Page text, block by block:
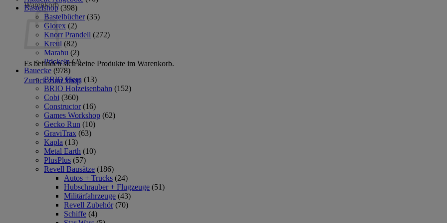
Warenkorb
Es befinden sich keine Produkte im Warenkorb.
Zurück zum Shop
Bastelshop (398)
Bastelbücher (35)
Glorex (2)
Knorr Prandell (272)
Kreul (82)
Marabu (2)
Prickeln (2)
Bauecke (978)
BRIO Flora (13)
BRIO Holzeisenbahn (152)
Cobi (360)
Constructor (16)
Games Workshop (62)
Gecko Run (10)
GraviTrax (63)
Kapla (13)
Metal Earth (10)
PlusPlus (57)
Revell Bausätze (186)
Autos + Trucks (24)
Hubschrauber + Flugzeuge (51)
Militärfahrzeuge (43)
Revell Zubehör (70)
Schiffe (4)